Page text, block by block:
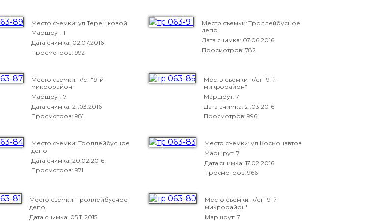
Место съемки: ул.Терешковой
Маршрут: 1
Дата снимка: 02.07.2016
Просмотров: 992
Место съемки: Троллейбусное
депо
Дата снимка: 07.06.2016
Просмотров: 782
Место съемки: к/ст "9-й
микрорайон"
Маршрут: 7
Дата снимка:21.03.2016
Просмотров: 981
Место съемки: к/ст "9-й
микрорайон"
Маршрут: 7
Дата снимка: 21.03.2016
Просмотров: 996
Место съемки: Троллейбусное
депо
Дата снимка:20.02.2016
Просмотров: 971
Место съемки: ул.Космонавтов
Маршрут: 7
Дата снимка: 17.02.2016
Просмотров: 966
Место съемки: Троллейбусное
депо
Дата снимка: 05.11.2015
Место съемки: к/ст "9-й
микрорайон"
Маршрут: 7